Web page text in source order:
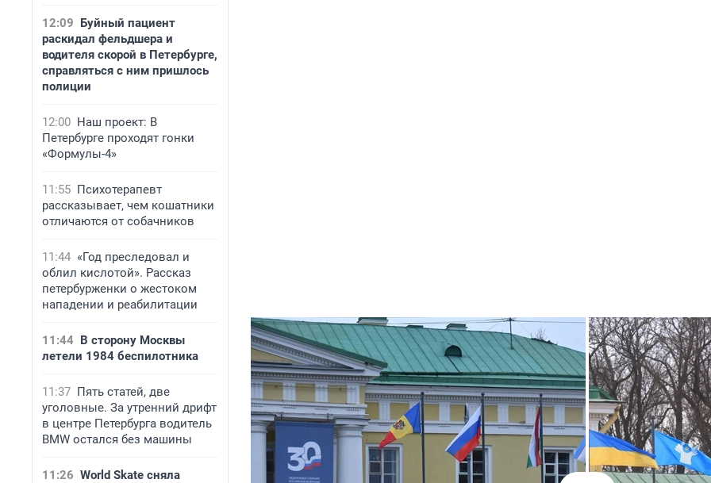
12:09 Буйный пациент
раскидал фельдшера и
водителя скорой в Петербурге,
справляться с ним пришлось
полиции
12:00 Наш проект: В
Петербурге проходят гонки
«Формулы-4»
11:55 Психотерапевт
рассказывает, чем кошатники
отличаются от собачников
11:44 «Год преследовал и
облил кислотой». Рассказ
петербурженки о жестоком
нападении и реабилитации
11:44 В сторону Москвы
летели 1984 беспилотника
11:37 Пять статей, две
уголовные. За утренний дрифт
в центре Петербурга водитель
BMW остался без машины
11:26 World Skate сняла